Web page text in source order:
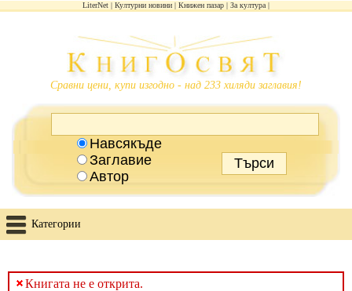
LiterNet Културни новини Книжен пазар За култура
Сравни цени, купи изгодно - над 233 хиляди заглавия!
Навсякъде
Заглавие
Автор
Категории
Книгата не е открита.